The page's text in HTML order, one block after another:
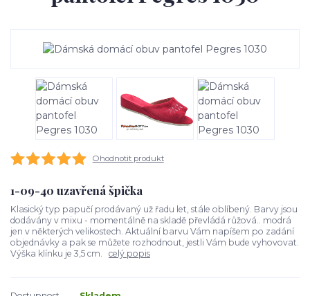
Ohodnotit produkt
1-09-40 uzavřená špička
Klasický typ papučí prodávaný už řadu let, stále oblíbený. Barvy jsou
dodávány v mixu - momentálně na skladě převládá růžová.. modrá
jen v některých velikostech. Aktuální barvu Vám napíšem po zadání
objednávky a pak se můžete rozhodnout, jestli Vám bude vyhovovat.
Výška klínku je 3,5 cm. celý popis